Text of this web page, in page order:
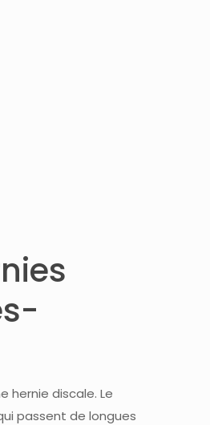
hernie discale. Le
passent de longues